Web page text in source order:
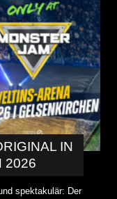
IN
2026
spektakulär: Der